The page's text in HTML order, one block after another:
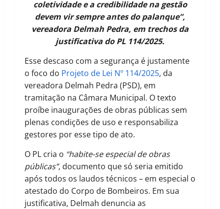
coletividade e a credibilidade na gestão
devem vir sempre antes do palanque”,
vereadora Delmah Pedra, em trechos da
justificativa do PL 114/2025.
Esse descaso com a segurança é justamente
o foco do Projeto de Lei Nº 114/2025, da
vereadora Delmah Pedra (PSD), em
tramitação na Câmara Municipal. O texto
proíbe inaugurações de obras públicas sem
plenas condições de uso e responsabiliza
gestores por esse tipo de ato.
O PL cria o “habite-se especial de obras
públicas”, documento que só seria emitido
após todos os laudos técnicos – em especial o
atestado do Corpo de Bombeiros. Em sua
justificativa, Delmah denuncia as